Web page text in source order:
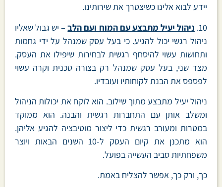
יידע לבוא אלינו כשיצטרך את שירותינו.
10. ניהול יעיל מתבצע עם המוח ועם הלב– יש גבול שאליו
ניהול רגשי יכול להגיע. כי בעל עסק שמנהל על ידי גחמות
ותחושות עשוי להיסחף רגשית לבחירות שיפילו את העסק.
מצד שני, בעל עסק שמנהל רק בצורה טכנית וקרה עשוי
לפספס את הבנת לקוחותיו ועובדיו.
ניהול יעיל מתבצע מתוך שילוב. הוא לוקח את יכולות הניהול
ומשלב אותן עם התחברות רגשית והבנה. הוא ממוקד
במטרות ומעורב רגשית כדי ליצור מוטיבציה להגיע אליהן.
הוא מתכנן את קיום העסק ל-10 השנים הבאות ויוצר
משפחתיות סביב העשייה בפועל.
כך, ורק כך, אפשר להצליח באמת.